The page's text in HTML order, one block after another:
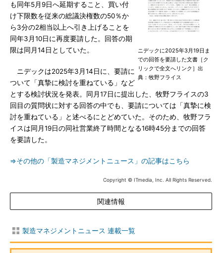
ニデックに2025年3月19日ま
での回答を要請した文書［ク
リックで全文へリンク］出
典：牧野フライス
も同年5月9日へ延期すること、買い付
け下限数を従来の総議決権数の50％か
ら3分の2相当以上へ引き上げることを
同年3月10日に再度要請した。回答の期
限は同月14日としていた。
ニデックは2025年3月14日に、要請に
ついて「真摯に検討を重ねている」など
とする検討状況を発表。同月17日に提出した、牧野フライスの3
回目の質問状に対する回答の中でも、要請については「真摯に検
討を重ねている」と述べるにとどめていた。そのため、牧野フラ
イスは同月19日の同社営業終了時間となる16時45分までの回答
を要請した。
⇒その他の「製造マネジメントニュース」の記事はこちら
Copyright © ITmedia, Inc. All Rights Reserved.
関連情報
製造マネジメントニュース 連載一覧